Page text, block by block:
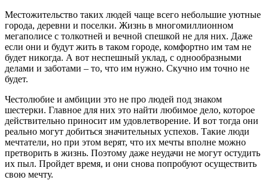
Местожительство таких людей чаще всего небольшие уютные
города, деревни и поселки. Жизнь в многомиллионном
мегаполисе с толкотней и вечной спешкой не для них. Даже
если они и будут жить в таком городе, комфортно им там не
будет никогда. А вот неспешный уклад, с однообразными
делами и заботами – то, что им нужно. Скучно им точно не
будет.
Честолюбие и амбиции это не про людей под знаком
шестерки. Главное для них это найти любимое дело, которое
действительно приносит им удовлетворение. И вот тогда они
реально могут добиться значительных успехов. Такие люди
мечтатели, но при этом верят, что их мечты вполне можно
претворить в жизнь. Поэтому даже неудачи не могут остудить
их пыл. Пройдет время, и они снова попробуют осуществить
свою мечту.